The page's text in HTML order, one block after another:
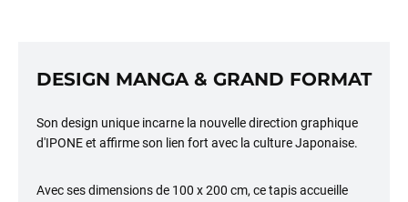
DESIGN MANGA & GRAND FORMAT
Son design unique incarne la nouvelle direction graphique
d'IPONE et affirme son lien fort avec la culture Japonaise.
Avec ses dimensions de 100 x 200 cm, ce tapis accueille